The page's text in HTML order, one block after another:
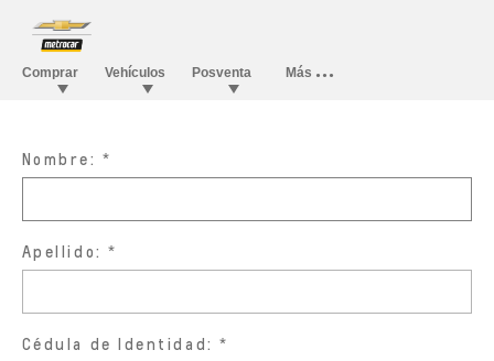
Nombre:
Apellido:
Cédula de Identidad: